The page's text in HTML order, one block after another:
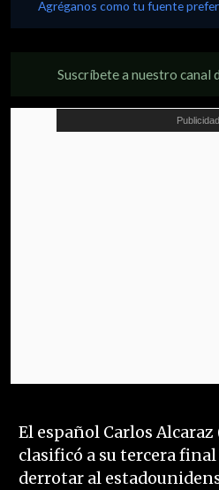
Agréganos como tu fuente
Suscríbete a nuestro canal
El español Carlos Alcaraz
clasificó a su tercera
derrotar al